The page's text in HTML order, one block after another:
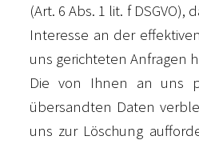
(Art. 6 Abs. 1 lit. f DSGVO),
Interesse an der
uns gerichteten Anfragen
Die von Ihnen an uns
übersandten Daten
uns zur Löschung